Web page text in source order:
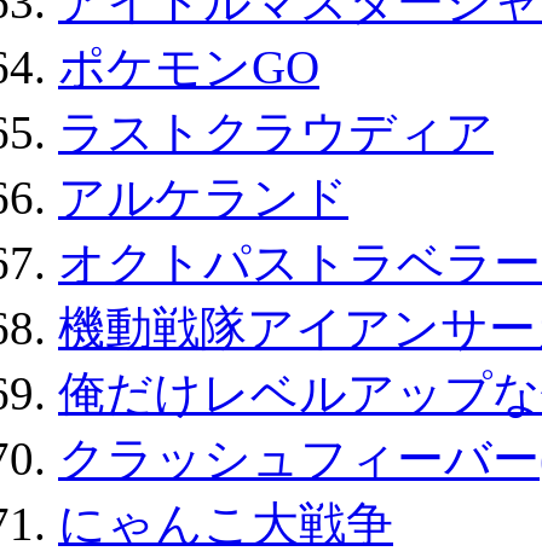
ポケモンGO
ラストクラウディア
アルケランド
オクトパストラベラ
機動戦隊アイアンサ
俺だけレベルアップ
クラッシュフィーバ
にゃんこ大戦争